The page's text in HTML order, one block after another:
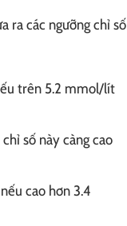
ra các ngưỡng chỉ số
trên 5.2 mmol/lít
số này càng cao
cao hơn 3.4